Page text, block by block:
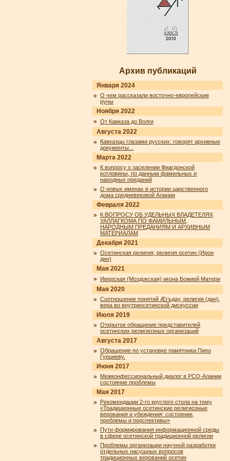
Архив публикаций
Января 2024
» О чем рассказали восточно-европейские
руны
Ноября 2022
» От Кавказа до Волги
Августа 2022
»
Кавказцы глазами русских: говорят архивные
документы...
Марта 2022
»
К вопросу о заселении Фиагдонской
котловины, по данным фамильных и
народных преданий
» О новых именах в истории царственного
дома средневековой Алании
Февраля 2022
»
К ВОПРОСУ ОБ УДЕЛЬНЫХ ВЛАДЕТЕЛЯХ
УАЛЛАГКОМА ПО ФАМИЛЬНЫМ,
НАРОДНЫМ ПРЕДАНИЯМ И АРХИВНЫМ
МАТЕРИАЛАМ
Декабря 2021
» Осетинская религия; религия осетин (Ирон
дин)
Мая 2021
»
Иверская (Моздокская) икона Божией Матери
Мая 2020
» Соотношение понятий Æгъдау, религия (дин),
вера во внутриосетинской дискуссии
Июля 2019
» Открытое обращение представителей
осетинских религиозных организаций
Августа 2017
» Обращение по установке памятника Пипо
Гурциеву.
Июня 2017
»
Межконфессиональный диалог в РСО-Алании
состояние проблемы
Мая 2017
»
Рекомендации 2-го круглого стола на тему
«Традиционные осетинские религиозные
верования и убеждения: состояние,
проблемы и перспективы»
» Пути формирования информационной среды
в сфере осетинской традиционной религии
» Проблемы организации научной разработки
отдельных насущных вопросов
традиционных верований осетин